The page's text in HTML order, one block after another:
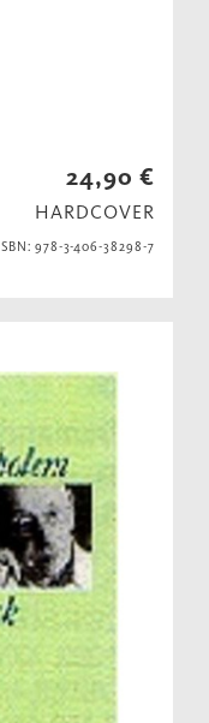
24,90 €
HARDCOVER
ISBN: 978-3-406-38298-7